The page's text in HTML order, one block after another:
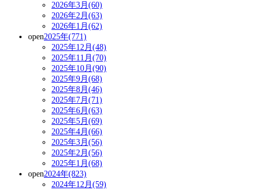
2026年3月(60)
2026年2月(63)
2026年1月(62)
open2025年(771)
2025年12月(48)
2025年11月(70)
2025年10月(90)
2025年9月(68)
2025年8月(46)
2025年7月(71)
2025年6月(63)
2025年5月(69)
2025年4月(66)
2025年3月(56)
2025年2月(56)
2025年1月(68)
open2024年(823)
2024年12月(59)